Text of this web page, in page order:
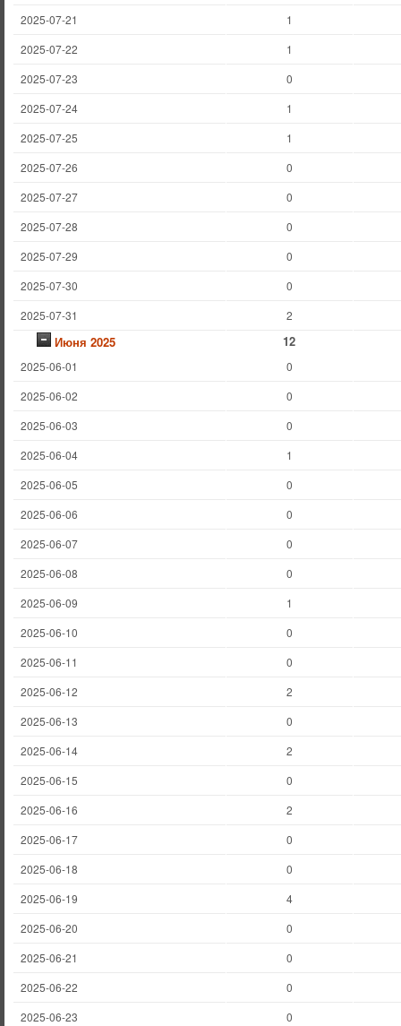
2025-07-21
1
2025-07-22
1
2025-07-23
0
2025-07-24
1
2025-07-25
1
2025-07-26
0
2025-07-27
0
2025-07-28
0
2025-07-29
0
2025-07-30
0
2025-07-31
2
Июня 2025 12
2025-06-01
0
2025-06-02
0
2025-06-03
0
2025-06-04
1
2025-06-05
0
2025-06-06
0
2025-06-07
0
2025-06-08
0
2025-06-09
1
2025-06-10
0
2025-06-11
0
2025-06-12
2
2025-06-13
0
2025-06-14
2
2025-06-15
0
2025-06-16
2
2025-06-17
0
2025-06-18
0
2025-06-19
4
2025-06-20
0
2025-06-21
0
2025-06-22
0
2025-06-23
0